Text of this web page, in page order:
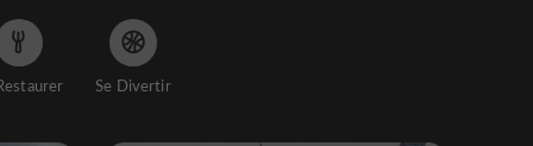
Se Divertir